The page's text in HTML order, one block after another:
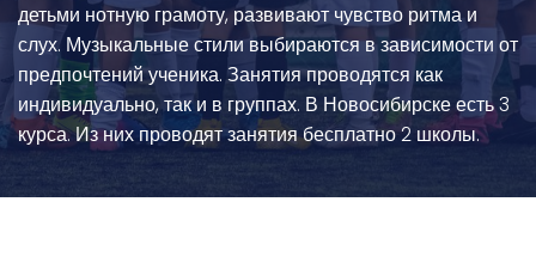
детьми нотную грамоту, развивают чувство ритма и
слух. Музыкальные стили выбираются в зависимости от
предпочтений ученика. Занятия проводятся как
индивидуально, так и в группах. В Новосибирске есть 3
курса. Из них проводят занятия бесплатно 2 школы.